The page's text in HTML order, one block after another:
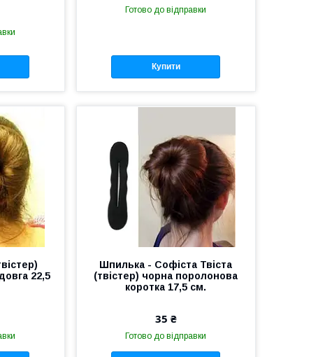
Готово до відправки
Купити
22,5
Шпилька - Софіста Твіста
(твістер) чорна поролонова
коротка 17,5 см.
35 ₴
Готово до відправки